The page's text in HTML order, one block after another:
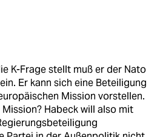
K-Frage stellt muß er der Nato
Er kann sich eine Beteiligung
Mission vorstellen.
Habeck will also mit